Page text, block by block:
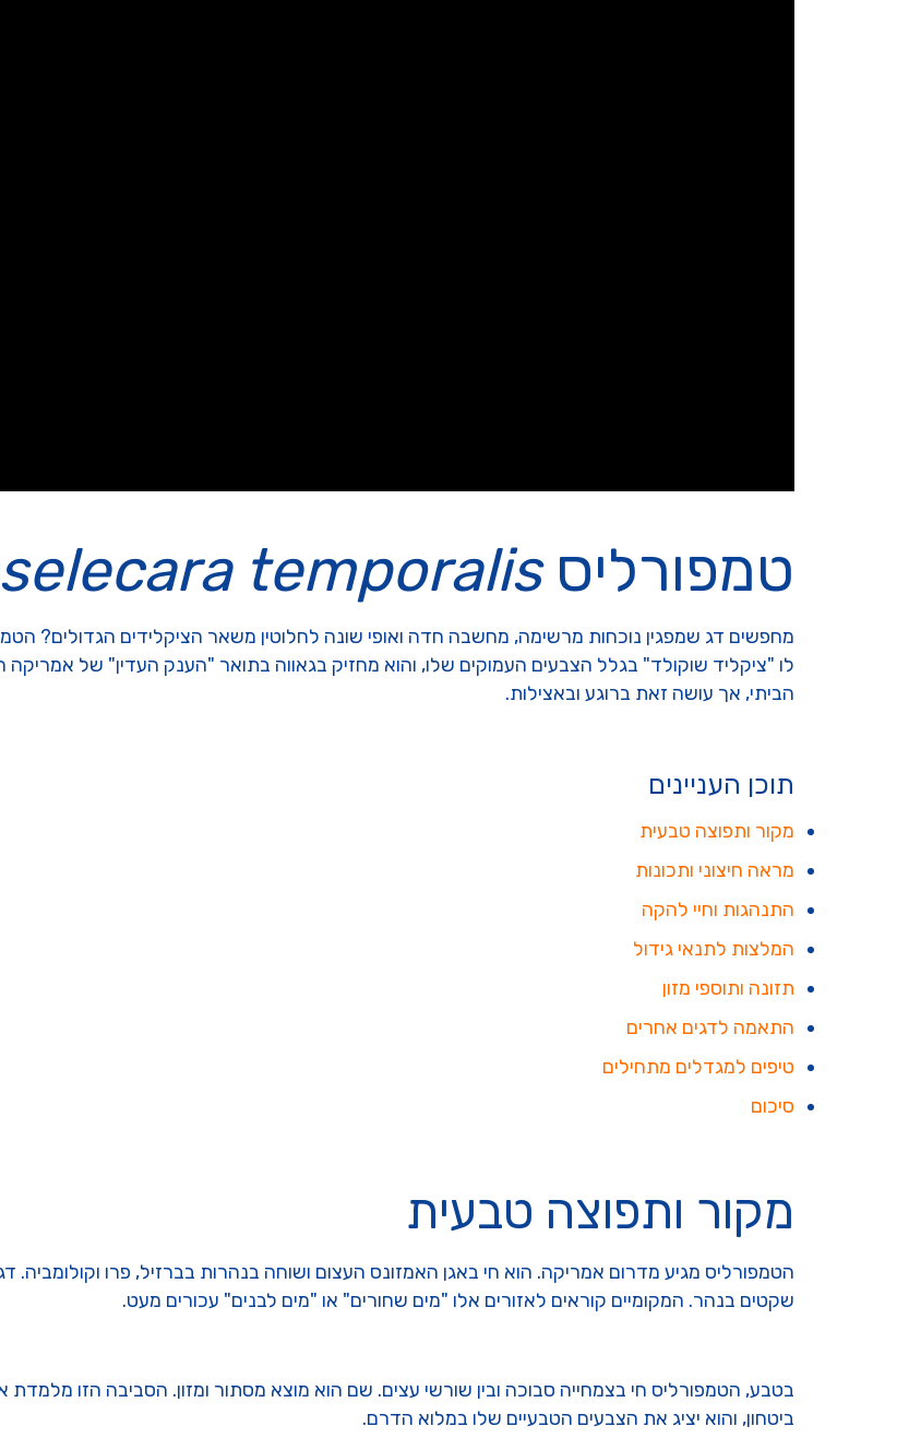
טמפורליסtemporalis
מחפשים דג שמפגין נוכחות מרשימה, מחשבה חדה ואופי שונה לחלוטין משאר הציקלידים הגדולים?
לו "ציקליד שוקולד" בגלל הצבעים העמוקים שלו, והוא מחזיק בגאווה בתואר "הענק העדין" של
הביתי, אך עושה זאת ברוגע ובאצילות.
תוכן העניינים
מקור ותפוצה טבעית
מראה חיצוני ותכונות
התנהגות וחיי להקה
המלצות לתנאי גידול
תזונה ותוספי מזון
התאמה לדגים אחרים
טיפים למגדלים מתחילים
סיכום
מקור ותפוצה טבעית
הטמפורליס מגיע מדרום אמריקה. הוא חי באגן האמזונס העצום ושוחה בנהרות בברזיל, פרו וקולומביה.
שקטים בנהר. המקומיים קוראים לאזורים אלו "מים שחורים" או "מים לבנים" עכורים מעט.
בטבע, הטמפורליס חי בצמחייה סבוכה ובין שורשי עצים. שם הוא מוצא מסתור ומזון. הסביבה הזו מלמדת
ביטחון, והוא יציג את הצבעים הטבעיים שלו במלוא הדרם.